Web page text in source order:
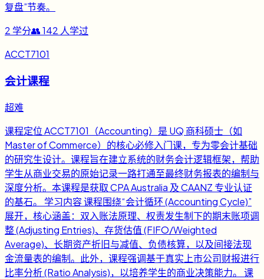
复盘”节奏。
2 学分👥142 人学过
ACCT7101
会计课程
超难
课程定位 ACCT7101（Accounting）是 UQ 商科硕士（如
Master of Commerce）的核心必修入门课，专为零会计基础
的研究生设计。课程旨在建立系统的财务会计逻辑框架，帮助
学生从商业交易的原始记录一路打通至最终财务报表的编制与
深度分析。本课程是获取 CPA Australia 及 CAANZ 专业认证
的基石。 学习内容 课程围绕“会计循环 (Accounting Cycle)”
展开，核心涵盖：双入账法原理、权责发生制下的期末账项调
整 (Adjusting Entries)、存货估值 (FIFO/Weighted
Average)、长期资产折旧与减值、负债核算，以及间接法现
金流量表的编制。此外，课程强调基于真实上市公司财报进行
比率分析 (Ratio Analysis)，以培养学生的商业决策能力。 课